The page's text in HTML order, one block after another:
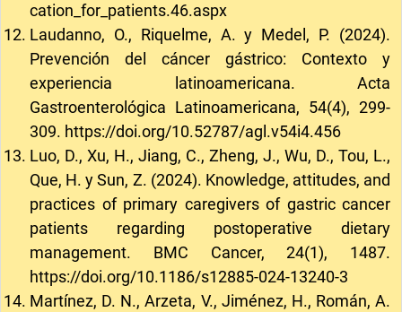
cation_for_patients.46.aspx
Laudanno, O., Riquelme, A. y Medel, P. (2024).
Prevención del cáncer gástrico: Contexto y
experiencia latinoamericana. Acta
Gastroenterológica Latinoamericana, 54(4), 299-
309. https://doi.org/10.52787/agl.v54i4.456
Luo, D., Xu, H., Jiang, C., Zheng, J., Wu, D., Tou, L.,
Que, H. y Sun, Z. (2024). Knowledge, attitudes, and
practices of primary caregivers of gastric cancer
patients regarding postoperative dietary
management. BMC Cancer, 24(1), 1487.
https://doi.org/10.1186/s12885-024-13240-3
Martínez, D. N., Arzeta, V., Jiménez, H., Román, A.